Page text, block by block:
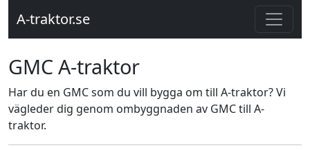
A-traktor.se
GMC A-traktor
Har du en GMC som du vill bygga om till A-traktor? Vi
vägleder dig genom ombyggnaden av GMC till A-
traktor.